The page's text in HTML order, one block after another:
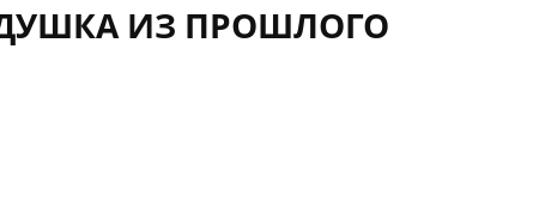
ИЗ ПРОШЛОГО